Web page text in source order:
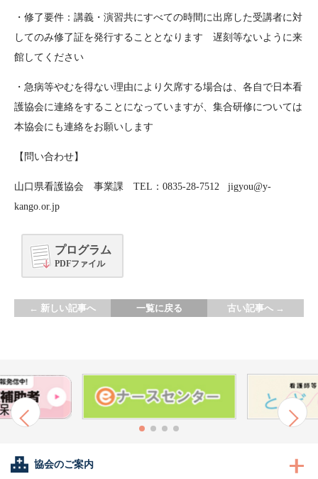
・修了要件：講義・演習共にすべての時間に出席した受講者に対
してのみ修了証を発行することとなります 遅刻等ないように来
館してください
・急病等やむを得ない理由により欠席する場合は、各自で日本看
護協会に連絡をすることになっていますが、集合研修については
本協会にも連絡をお願いします
【問い合わせ】
山口県看護協会 事業課 TEL：0835-28-7512 jigyou@y-
kango.or.jp
プログラム
PDFファイル
← 新しい記事へ 一覧に戻る 古い記事へ →
協会のご案内